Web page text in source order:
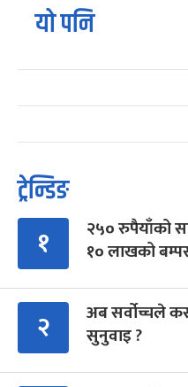
यो पनि
ट्रेन्डिङ
१
२५० रुपैयाँको
१० लाखको
२
अब सर्वोच्चले
सुनुवाइ ?